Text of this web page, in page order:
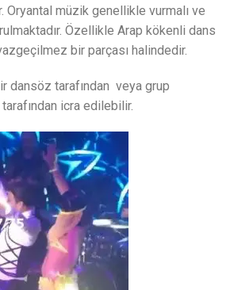
Oryantal müzik genellikle vurmalı ve
Özellikle Arap kökenli dans
bir parçası halindedir.
dansöz tarafından veya grup
icra edilebilir.